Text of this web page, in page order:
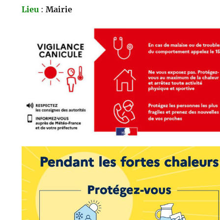
Lieu : Mairie